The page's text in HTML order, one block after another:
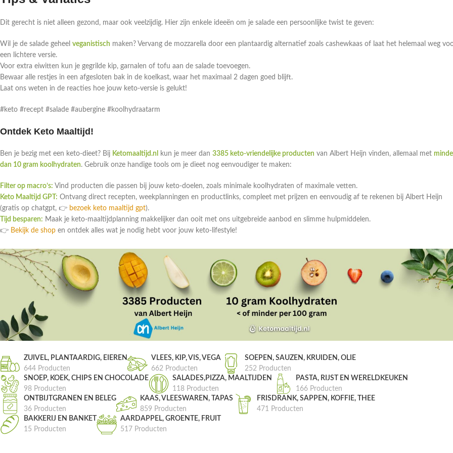
Dit gerecht is niet alleen gezond, maar ook veelzijdig. Hier zijn enkele ideeën om je salade een persoonlijke twist te geven:
Wil je de salade geheel veganistisch maken? Vervang de mozzarella door een plantaardig alternatief zoals cashewkaas of laat het helemaal weg
een lichtere versie.
Voor extra eiwitten kun je gegrilde kip, garnalen of tofu aan de salade toevoegen.
Bewaar alle restjes in een afgesloten bak in de koelkast, waar het maximaal 2 dagen goed blijft.
Laat ons weten in de reacties hoe jouw keto-versie is gelukt!
#keto #recept #salade #aubergine #koolhydraatarm
Ontdek Keto Maaltijd!
Ben je bezig met een keto-dieet? Bij Ketomaaltijd.nl kun je meer dan 3385 keto-vriendelijke producten van Albert Heijn vinden, allemaal met
dan 10 gram koolhydraten. Gebruik onze handige tools om je dieet nog eenvoudiger te maken:
Filter op macro’s: Vind producten die passen bij jouw keto-doelen, zoals minimale koolhydraten of maximale vetten.
Keto Maaltijd GPT: Ontvang direct recepten, weekplanningen en productlinks, compleet met prijzen en eenvoudig af te rekenen bij Albert Heijn
(gratis op chatgpt, 👉 bezoek keto maaltijd gpt).
Tijd besparen: Maak je keto-maaltijdplanning makkelijker dan ooit met ons uitgebreide aanbod en slimme hulpmiddelen.
👉 Bekijk de shop en ontdek alles wat je nodig hebt voor jouw keto-lifestyle!
ZUIVEL, PLANTAARDIG, EIEREN
644 Producten
VLEES, KIP, VIS, VEGA
662 Producten
SOEPEN, SAUZEN, KRUIDEN, OLIE
252 Producten
SNOEP, KOEK, CHIPS EN CHOCOLADE
98 Producten
SALADES,PIZZA, MAALTIJDEN
118 Producten
PASTA, RIJST EN WERELDKEUKEN
166 Producten
ONTBIJTGRANEN EN BELEG
36 Producten
KAAS, VLEESWAREN, TAPAS
859 Producten
FRISDRANK, SAPPEN, KOFFIE, THEE
471 Producten
BAKKERIJ EN BANKET
15 Producten
AARDAPPEL, GROENTE, FRUIT
517 Producten